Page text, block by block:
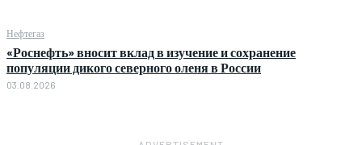
Нефтегаз
«Роснефть» вносит вклад в изучение и сохранение
популяции дикого северного оленя в России
03.08.2026